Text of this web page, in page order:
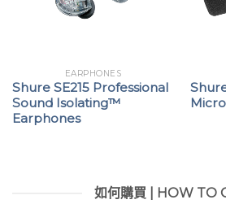
EARPHONES
Shure SE215 Professional
Sound Isolating™
Earphones
如何購買 | HOW TO